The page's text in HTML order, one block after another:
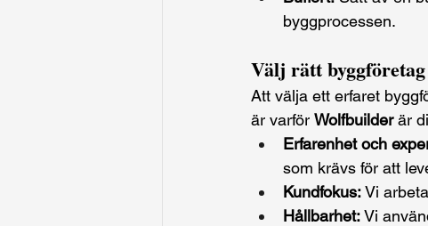
byggprocessen.
Välj rätt byggföretag
Att välja ett erfaret
är varför Wolfbuilder är
Erfarenhet och
som krävs för att
Kundfokus: Vi
Hållbarhet: Vi